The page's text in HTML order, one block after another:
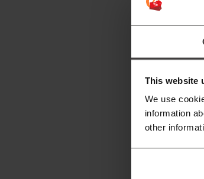
This website
We use
information
other